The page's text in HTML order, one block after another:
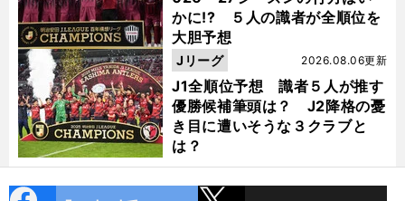
かに!? ５人の識者が全順位を
大胆予想
J1全順位予想 識者５人が推す
優勝候補筆頭は？ J2降格の憂
き目に遭いそうな３クラブと
は？
2026.08.06更新
Jリーグ